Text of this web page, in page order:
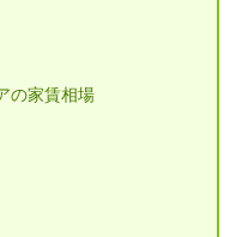
の家賃相場